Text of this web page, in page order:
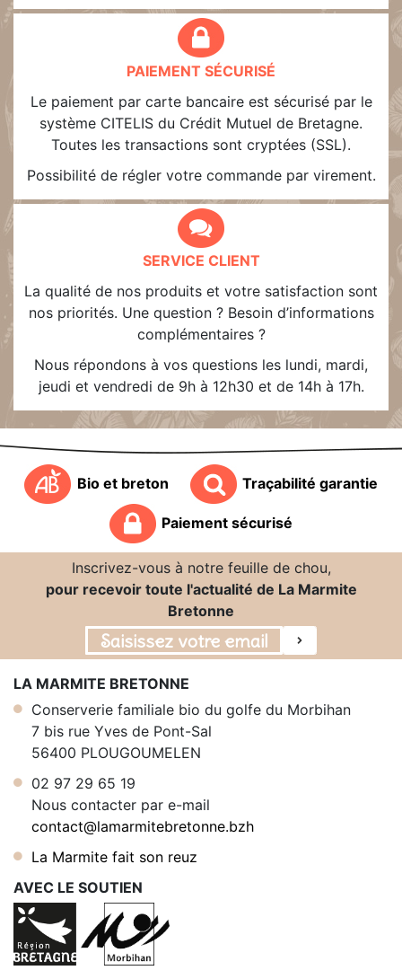
PAIEMENT SÉCURISÉ
Le paiement par carte bancaire est sécurisé par le
système CITELIS du Crédit Mutuel de Bretagne.
Toutes les transactions sont cryptées (SSL).
Possibilité de régler votre commande par virement.
SERVICE CLIENT
La qualité de nos produits et votre satisfaction sont
nos priorités. Une question ? Besoin d’informations
complémentaires ?
Nous répondons à vos questions les lundi, mardi,
jeudi et vendredi de 9h à 12h30 et de 14h à 17h.
Bio et breton Traçabilité garantie
Paiement sécurisé
Inscrivez-vous à notre feuille de chou,
pour recevoir toute l'actualité de La Marmite
Bretonne
LA MARMITE BRETONNE
Conserverie familiale bio du golfe du Morbihan
7 bis rue Yves de Pont-Sal
56400 PLOUGOUMELEN
02 97 29 65 19
Nous contacter par e-mail
contact@lamarmitebretonne.bzh
La Marmite fait son reuz
AVEC LE SOUTIEN